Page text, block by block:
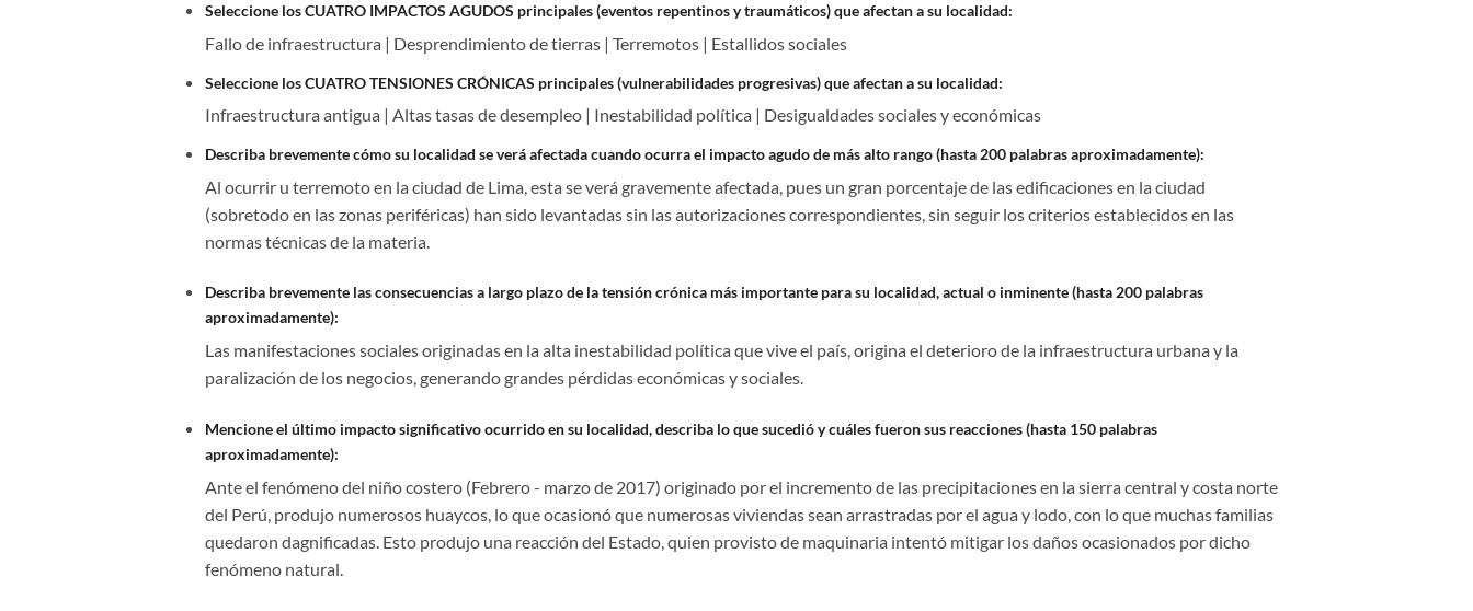
Seleccione los CUATRO IMPACTOS AGUDOS principales (eventos repentinos y traumáticos) que afectan a su localidad:
Fallo de infraestructura | Desprendimiento de tierras | Terremotos | Estallidos sociales
Seleccione los CUATRO TENSIONES CRÓNICAS principales (vulnerabilidades progresivas) que afectan a su localidad:
Infraestructura antigua | Altas tasas de desempleo | Inestabilidad política | Desigualdades sociales y económicas
Describa brevemente cómo su localidad se verá afectada cuando ocurra el impacto agudo de más alto rango (hasta 200 palabras aproximadamente):
Al ocurrir u terremoto en la ciudad de Lima, esta se verá gravemente afectada, pues un gran porcentaje de las edificaciones en la ciudad
(sobretodo en las zonas periféricas) han sido levantadas sin las autorizaciones correspondientes, sin seguir los criterios establecidos en las
normas técnicas de la materia.
Describa brevemente las consecuencias a largo plazo de la tensión crónica más importante para su localidad, actual o inminente (hasta 200 palabras
aproximadamente):
Las manifestaciones sociales originadas en la alta inestabilidad política que vive el país, origina el deterioro de la infraestructura urbana y la
paralización de los negocios, generando grandes pérdidas económicas y sociales.
Mencione el último impacto significativo ocurrido en su localidad, describa lo que sucedió y cuáles fueron sus reacciones (hasta 150 palabras
aproximadamente):
Ante el fenómeno del niño costero (Febrero - marzo de 2017) originado por el incremento de las precipitaciones en la sierra central y costa norte
del Perú, produjo numerosos huaycos, lo que ocasionó que numerosas viviendas sean arrastradas por el agua y lodo, con lo que muchas familias
quedaron dagnificadas. Esto produjo una reacción del Estado, quien provisto de maquinaria intentó mitigar los daños ocasionados por dicho
fenómeno natural.